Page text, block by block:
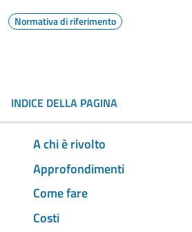
Normativa di riferimento
INDICE DELLA PAGINA
A chi è rivolto
Approfondimenti
Come fare
Costi